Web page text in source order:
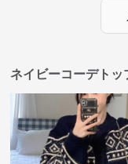
ネイビーコーデトッ